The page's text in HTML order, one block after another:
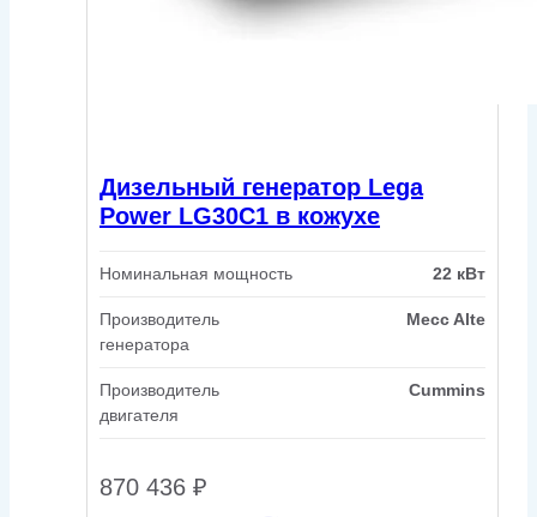
Дизельный генератор Lega
Power LG30C1 в кожухе
Номинальная мощность 22 кВт
Производитель
генератора
Mecc Alte
Производитель
двигателя
Cummins
870 436 ₽